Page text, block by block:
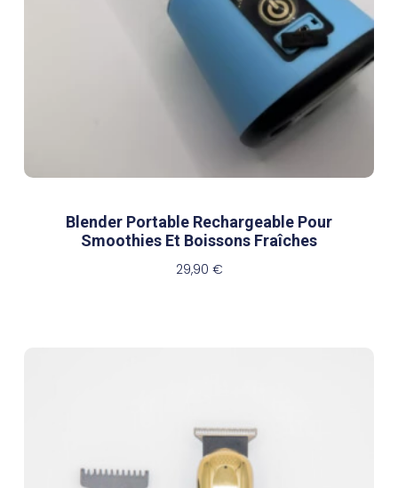
Blender Portable Rechargeable Pour
Smoothies Et Boissons Fraîches
29,90 €